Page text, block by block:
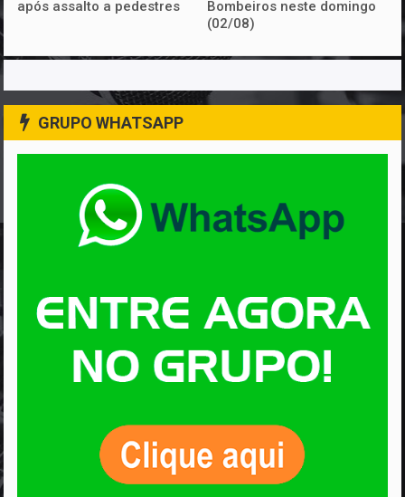
após assalto a pedestres
Bombeiros neste domingo
(02/08)
GRUPO WHATSAPP